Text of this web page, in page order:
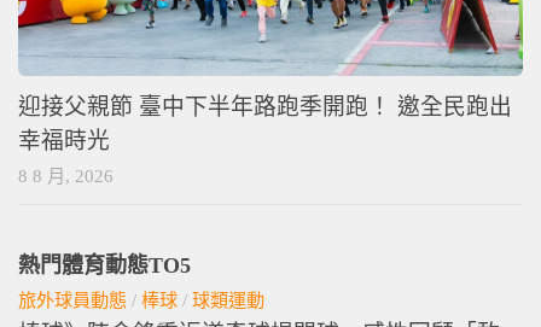
迎接父親節 臺中下半年路跑季開跑！ 邀全民跑出
幸福時光
8 8 月, 2026
熱門體育動態TO5
旅外球員動態 / 棒球 / 球類運動